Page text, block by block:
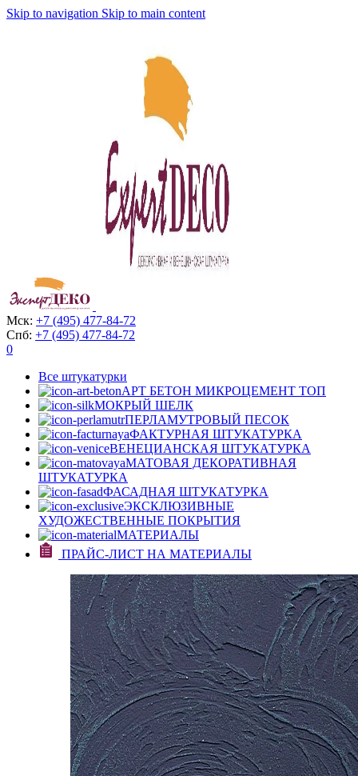
Skip to navigation Skip to main content
Мск: +7 (495) 477-84-72
Спб: +7 (495) 477-84-72
0
Все штукатурки
АРТ БЕТОН МИКРОЦЕМЕНТ ТОП
МОКРЫЙ ШЕЛК
ПЕРЛАМУТРОВЫЙ ПЕСОК
ФАКТУРНАЯ ШТУКАТУРКА
ВЕНЕЦИАНСКАЯ ШТУКАТУРКА
МАТОВАЯ ДЕКОРАТИВНАЯ
ШТУКАТУРКА
ФАСАДНАЯ ШТУКАТУРКА
ЭКСКЛЮЗИВНЫЕ
ХУДОЖЕСТВЕННЫЕ ПОКРЫТИЯ
МАТЕРИАЛЫ
ПРАЙС-ЛИСТ НА МАТЕРИАЛЫ